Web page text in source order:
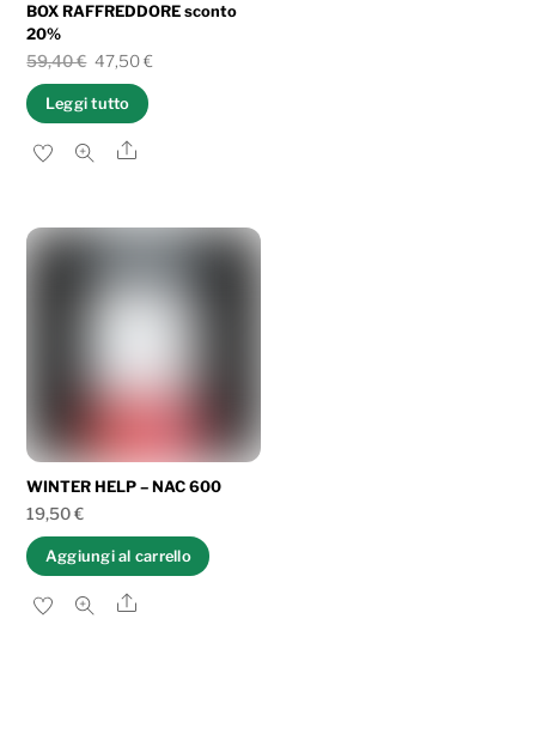
BOX RAFFREDDORE sconto
20%
59,40€ Il
prezzo
originale
era:
47,50€
Leggi tutto
Share
WINTER HELP – NAC 600
19,50€
Aggiungi al carrello
Share